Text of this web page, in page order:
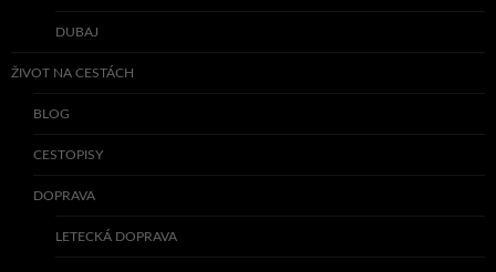
DUBAJ
ŽIVOT NA CESTÁCH
BLOG
CESTOPISY
DOPRAVA
LETECKÁ DOPRAVA